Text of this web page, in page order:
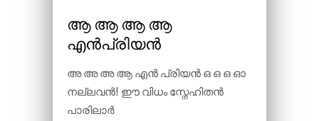
ആ ആ ആ ആ
എൻപ്രിയൻ
അ അ അ ആ എൻ പ്രിയൻ ഒ ഒ ഒ ഓ
നല്ലവൻ! ഈ വിധം സ്നേഹിതൻ
പാരിലാർ